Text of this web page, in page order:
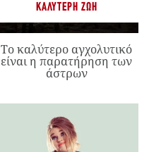
ΚΑΛΎΤΕΡΗ ΖΩΉ
Το καλύτερο αγχολυτικό
είναι η παρατήρηση των
άστρων